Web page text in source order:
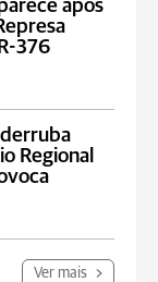
após
376
Regional
Ver mais